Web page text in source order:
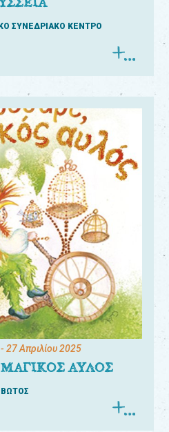
ΣΥΝΕΔΡΙΑΚΟ ΚΕΝΤΡΟ
- 27 Απριλίου 2025
ΑΥΛΟΣ